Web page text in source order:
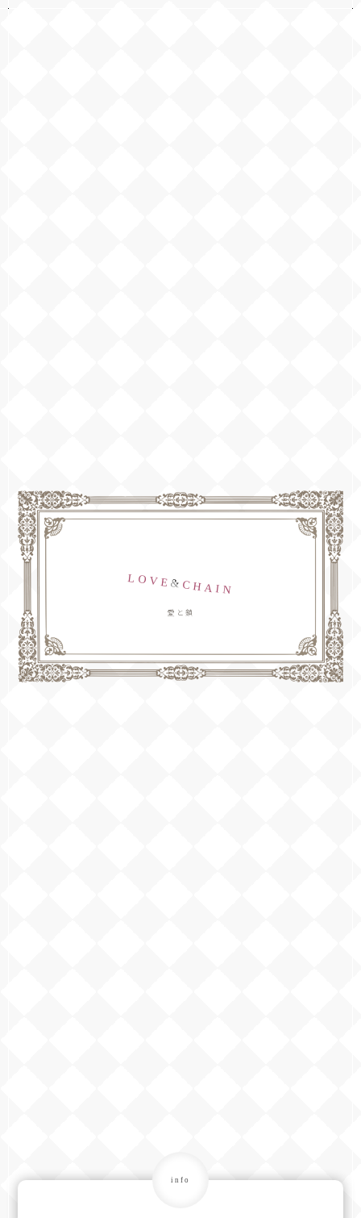
LOVE&CHAIN
愛と鎖
info